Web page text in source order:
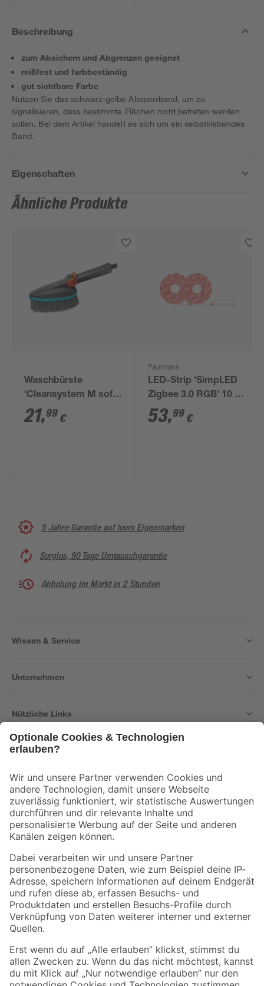
Beschreibung
zum Absichern und Abgrenzen geeignet
reißfest und farbbeständig
gut sichtbare Farbe
Nutzen Sie das schwarz-gelbe Absperrband, um zu
signalisieren, dass bestimmte Flächen nicht betreten werden
sollen. Bei dem Artikel handelt es sich um ein selbstklebendes
Band.
Eigenschaften
Ähnliche Produkte
Waschbürste
'Cleansystem M soft'
mit
Schlauchanschluss
21,99 €
Paulmann
LED-Strip 'SimpLED
Zigbee 3.0 RGB' 10 m
26 W weiß
53,99 €
5 Jahre Garantie auf toom Eigenmarken
Sorglos, 90 Tage Umtauschgarantie
Abholung im Markt in 2 Stunden
Wissen & Service
Unternehmen
Nützliche Links
Der toom Newsletter: Keine Angebote und Aktionen mehr verpassen!
Zur Newsletter Anmeldung
Folge uns
Zahlungsarten Versandarten
Sicher einkaufen
Jetzt die toom-App herunterladen